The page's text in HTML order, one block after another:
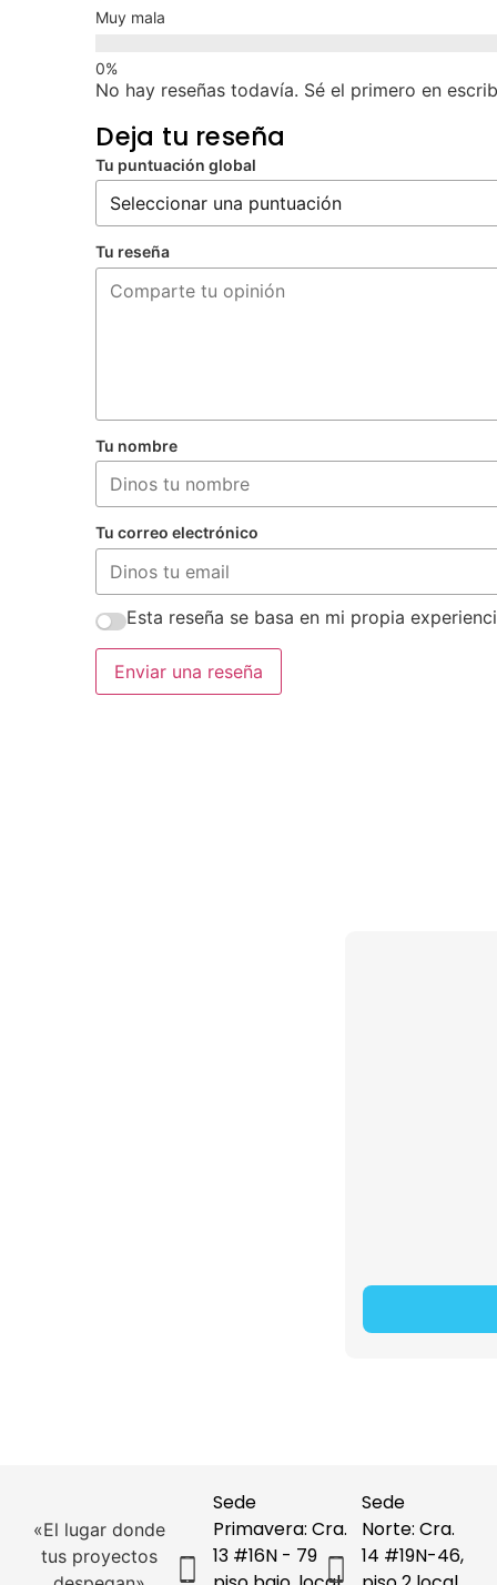
Muy mala
No hay reseñas todavía. Sé el primero en
Deja tu reseña
Tu puntuación global
Tu reseña
Tu nombre
Tu correo electrónico
Esta reseña se basa en mi propia
Enviar una reseña
«El lugar donde
tus proyectos
Sede
Primavera: Cra.
13 #16N - 79
Sede
Norte: Cra.
14 #19N-46,